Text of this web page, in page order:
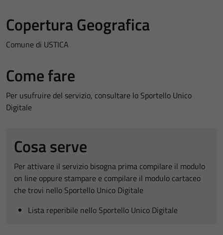
Copertura Geografica
Comune di USTICA
Come fare
Per usufruire del servizio, consultare lo Sportello Unico
Digitale
Cosa serve
Per attivare il servizio bisogna prima compilare il modulo
on line oppure stampare e compilare il modulo cartaceo
che trovi nello Sportello Unico Digitale
Lista reperibile nello Sportello Unico Digitale